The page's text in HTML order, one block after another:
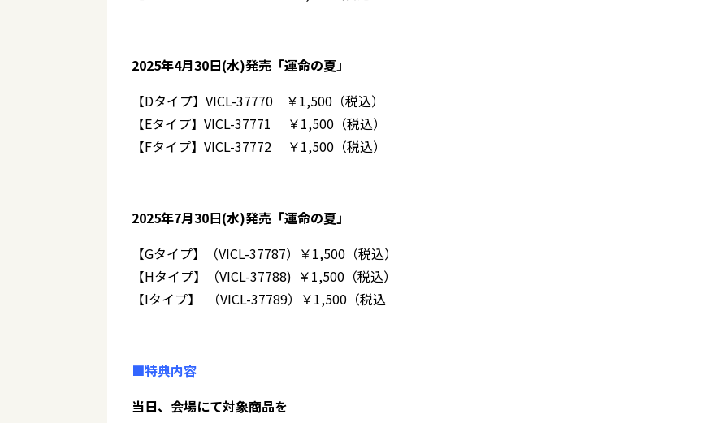
2025年4月30日(水)発売「運命の夏」
【Dタイプ】VICL-37770 ￥1,500（税込）
【Eタイプ】VICL-37771 ￥1,500（税込）
【Fタイプ】VICL-37772 ￥1,500（税込）
2025年7月30日(水)発売「運命の夏」
【Gタイプ】（VICL-37787）￥1,500（税込）
【Hタイプ】（VICL-37788) ￥1,500（税込）
【Iタイプ】 （VICL-37789）￥1,500（税込
■特典内容
当日、会場にて対象商品を